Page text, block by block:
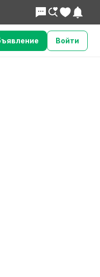
Войти